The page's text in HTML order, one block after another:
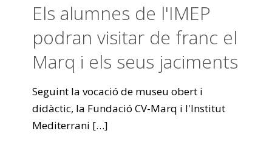
Els alumnes de l'IMEP
podran visitar de franc el
Marq i els seus jaciments
Seguint la vocació de museu obert i
didàctic, la Fundació CV-Marq i l'Institut
Mediterrani […]